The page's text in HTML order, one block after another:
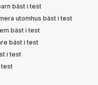
bäst i test
utomhus bäst i test
bäst i test
bäst i test
i test
test